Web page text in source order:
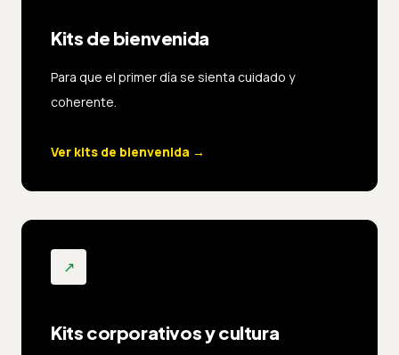
Kits de bienvenida
Para que el primer día se sienta cuidado y
coherente.
Ver kits de bienvenida →
↗
Kits corporativos y cultura